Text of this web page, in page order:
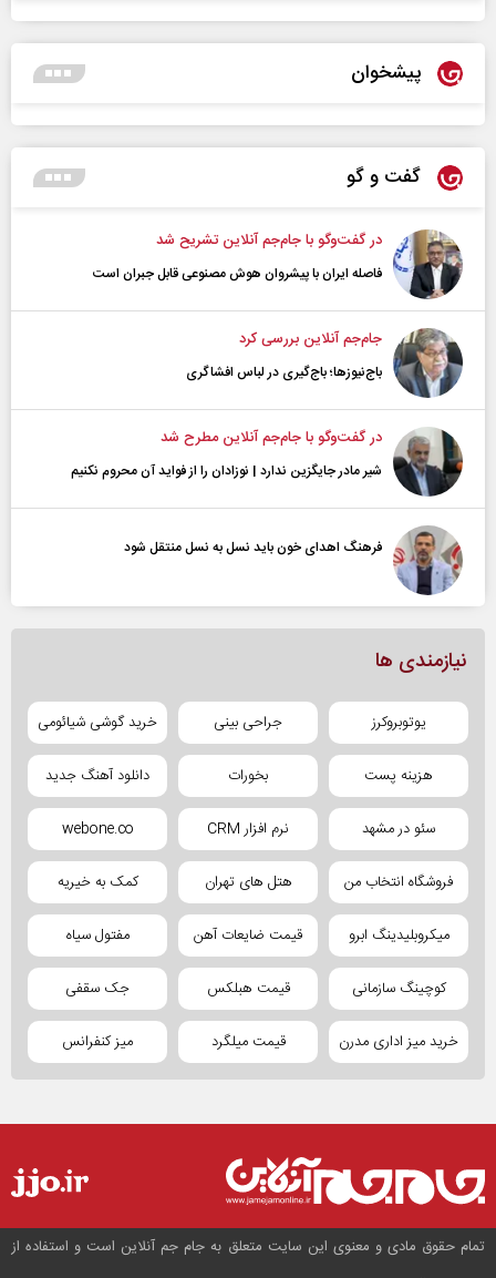
پیشخوان
گفت و گو
در گفت‌و‌گو با جام‌جم آنلاین تشریح شد
فاصله ایران با پیشرو‌ان هوش مصنوعی قابل جبران است
جام‌جم آنلاین بررسی کرد
باج‌نیوزها؛ باج‌گیری در لباس افشاگری
در گفت‌و‌گو با جام‌جم آنلاین مطرح شد
شیر مادر جایگزین ندارد | نوزادان را از فواید آن محروم نکنیم
فرهنگ اهدای خون باید نسل به نسل منتقل شود
نیازمندی ها
یوتوبروکرز جراحی بینی خرید گوشی شیائومی
هزینه پست بخورات دانلود آهنگ جدید
سئو در مشهد نرم افزار CRM webone.co
فروشگاه انتخاب من هتل های تهران کمک به خیریه
میکروبلیدینگ ابرو قیمت ضایعات آهن مفتول سیاه
کوچینگ سازمانی قیمت هبلکس جک سقفی
خرید میز اداری مدرن قیمت میلگرد میز کنفرانس
تمام حقوق مادی و معنوی این سایت متعلق به جام جم آنلاین است و استفاده از